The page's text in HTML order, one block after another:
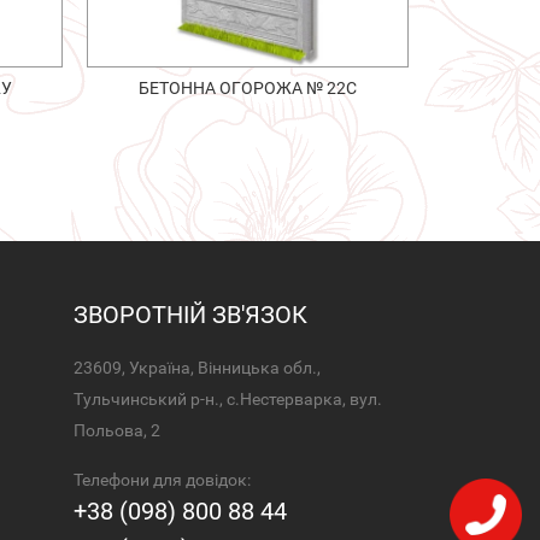
БЕТОННА ОГОРОЖА № 22С
ЗВОРОТНІЙ ЗВ'ЯЗОК
23609, Україна, Вінницька обл.,
Тульчинський р-н., с.Нестерварка, вул.
Польова, 2
Телефони для довідок:
+38 (098) 800 88 44